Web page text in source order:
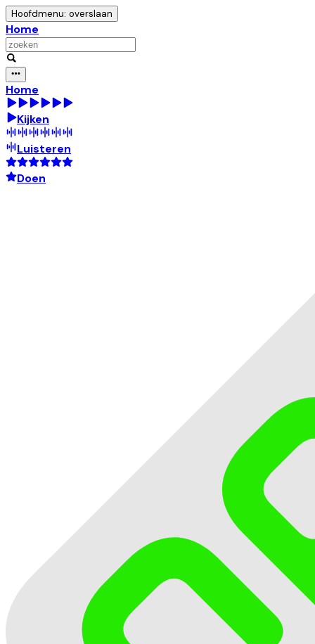
Hoofdmenu: overslaan
Home
Home
Kijken
Luisteren
Doen